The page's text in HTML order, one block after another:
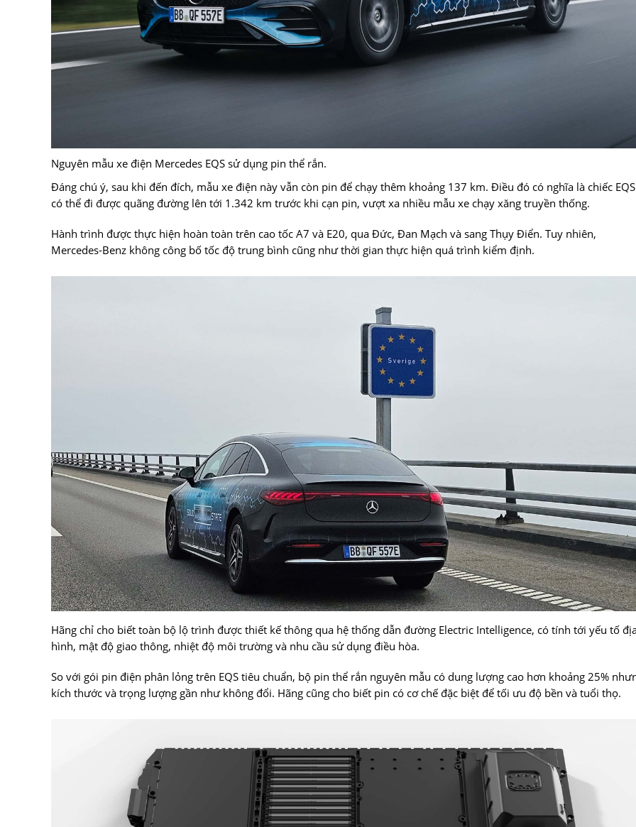
Nguyên mẫu xe điện Mercedes EQS sử dụng pin thể rắn.
Đáng chú ý, sau khi đến đích, mẫu xe điện này vẫn còn pin để chạy thêm khoảng 137 km. Điều đó có nghĩa là chiếc EQS
có thể đi được quãng đường lên tới 1.342 km trước khi cạn pin, vượt xa nhiều mẫu xe chạy xăng truyền thống.
Hành trình được thực hiện hoàn toàn trên cao tốc A7 và E20, qua Đức, Đan Mạch và sang Thụy Điển. Tuy nhiên,
Mercedes-Benz không công bố tốc độ trung bình cũng như thời gian thực hiện quá trình kiểm định.
Hãng chỉ cho biết toàn bộ lộ trình được thiết kế thông qua hệ thống dẫn đường Electric Intelligence, có tính tới yếu tố
hình, mật độ giao thông, nhiệt độ môi trường và nhu cầu sử dụng điều hòa.
So với gói pin điện phân lỏng trên EQS tiêu chuẩn, bộ pin thể rắn nguyên mẫu có dung lượng cao hơn khoảng 25%
kích thước và trọng lượng gần như không đổi. Hãng cũng cho biết pin có cơ chế đặc biệt để tối ưu độ bền và tuổi thọ.